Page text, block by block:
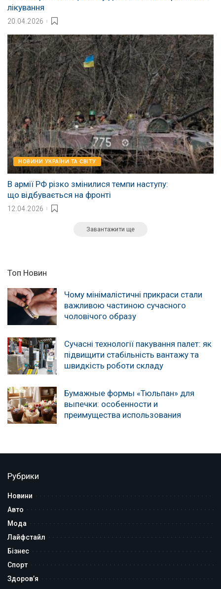
лікування
20.04.2026
НОВИНИ УКРАЇНИ ТА СВІТУ
В армії РФ різко змінилися темпи наступу:
що відбувається на фронті
12.04.2026
Завантажити ще
Топ Новин
Чому мінімалістичні прикраси стали
важливою частиною сучасного
чоловічого образу
Сучасні технології пакування палет: як
підвищити стабільність вантажу та
швидкість роботи складу
Бумажные формы «Тюльпан» для
выпечки: особенности и
преимущества использования
Рубрики
Новини
Авто
Мода
Лайфстайл
Бізнес
Спорт
Здоров’я